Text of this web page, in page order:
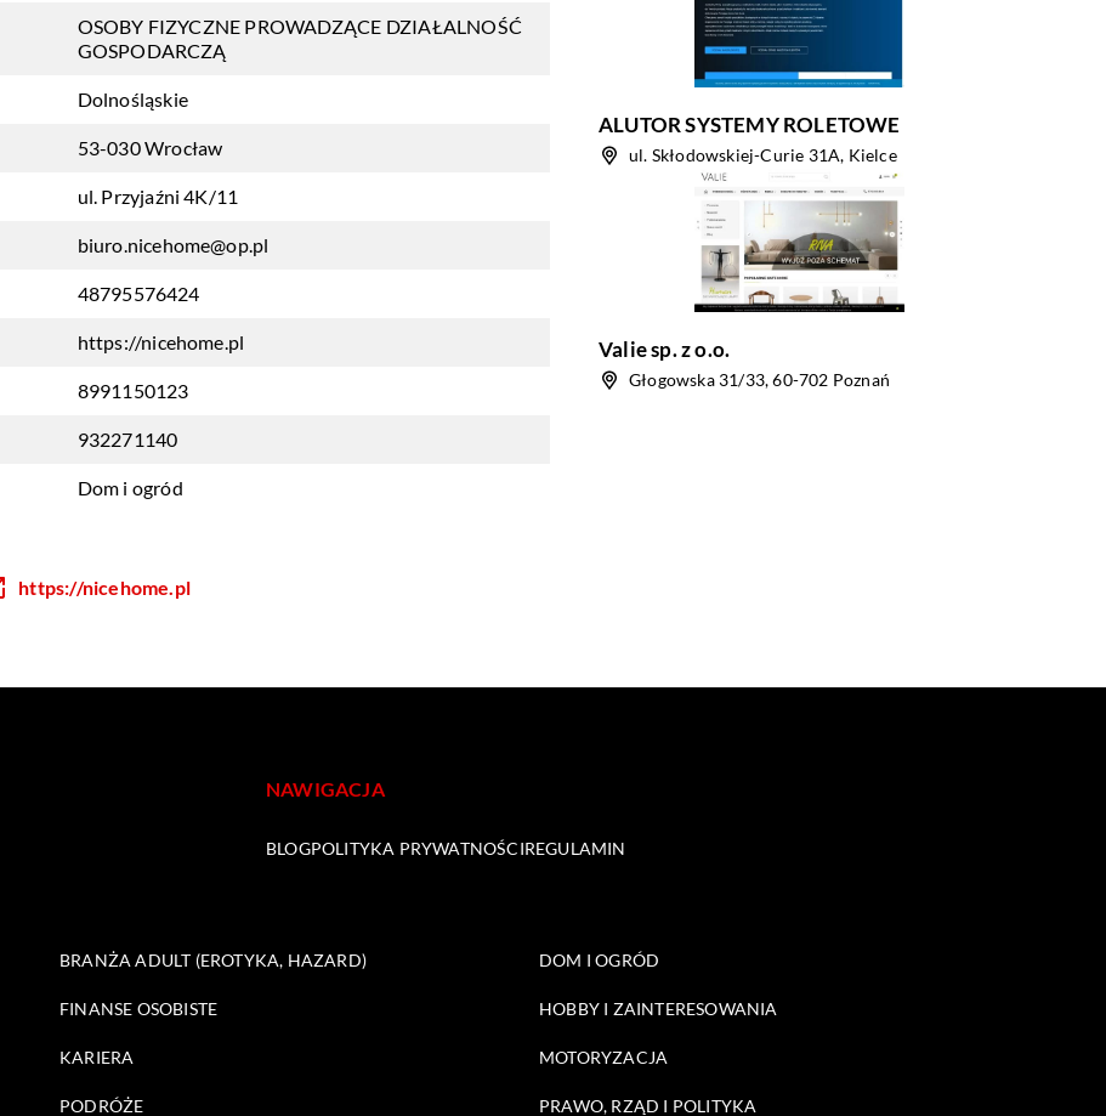
OSOBY FIZYCZNE PROWADZĄCE DZIAŁALNOŚĆ
GOSPODARCZĄ
Dolnośląskie
53-030 Wrocław
ul. Przyjaźni 4K/11
biuro.nicehome@op.pl
48795576424
https://nicehome.pl
8991150123
932271140
Dom i ogród
ALUTOR SYSTEMY ROLETOWE
ul. Skłodowskiej-Curie 31A, Kielce
Valie sp. z o.o.
Głogowska 31/33, 60-702 Poznań
https://nicehome.pl
NAWIGACJA
BLOGPOLITYKA PRYWATNOŚCIREGULAMIN
BRANŻA ADULT (EROTYKA, HAZARD) DOM I OGRÓD
FINANSE OSOBISTE HOBBY I ZAINTERESOWANIA
KARIERA MOTORYZACJA
PODRÓŻE PRAWO, RZĄD I POLITYKA